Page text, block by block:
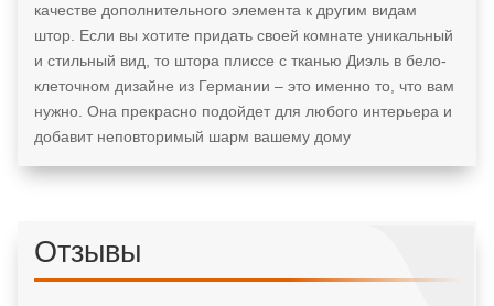
качестве дополнительного элемента к другим видам
штор. Если вы хотите придать своей комнате уникальный
и стильный вид, то штора плиссе с тканью Диэль в бело-
клеточном дизайне из Германии – это именно то, что вам
нужно. Она прекрасно подойдет для любого интерьера и
добавит неповторимый шарм вашему дому
Отзывы